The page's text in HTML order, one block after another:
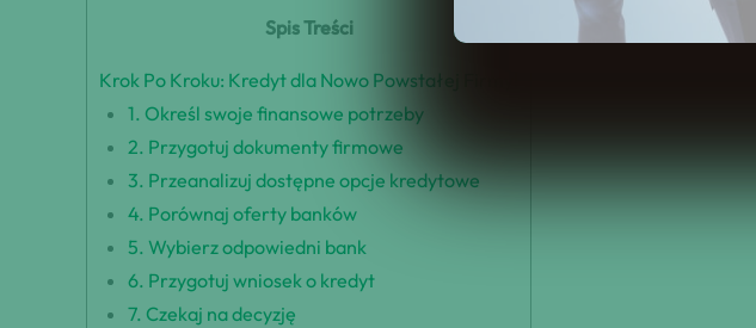
Spis Treści
Krok Po Kroku: Kredyt dla Nowo Powstałej Firmy!
1. Określ swoje finansowe potrzeby
2. Przygotuj dokumenty firmowe
3. Przeanalizuj dostępne opcje kredytowe
4. Porównaj oferty banków
5. Wybierz odpowiedni bank
6. Przygotuj wniosek o kredyt
7. Czekaj na decyzję